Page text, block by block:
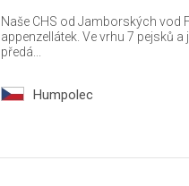
Naše CHS od Jamborských vod
appenzellátek. Ve vrhu 7 pejsků
předá...
Humpolec